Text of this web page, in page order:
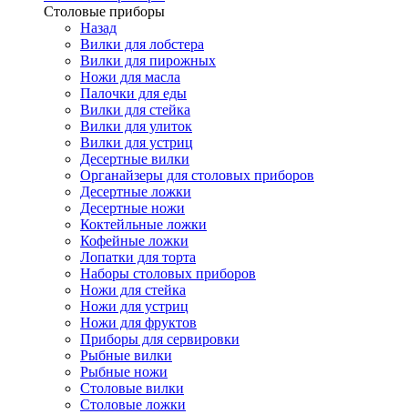
Cтоловые приборы
Назад
Вилки для лобстера
Вилки для пирожных
Ножи для масла
Палочки для еды
Вилки для стейка
Вилки для улиток
Вилки для устриц
Десертные вилки
Органайзеры для столовых приборов
Десертные ложки
Десертные ножи
Коктейльные ложки
Кофейные ложки
Лопатки для торта
Наборы столовых приборов
Ножи для стейка
Ножи для устриц
Ножи для фруктов
Приборы для сервировки
Рыбные вилки
Рыбные ножи
Столовые вилки
Столовые ложки